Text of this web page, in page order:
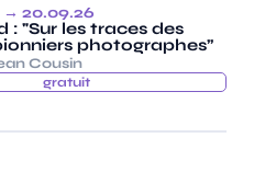
→ 20.09.26
: "Sur les traces des
photographes”
Cousin
gratuit